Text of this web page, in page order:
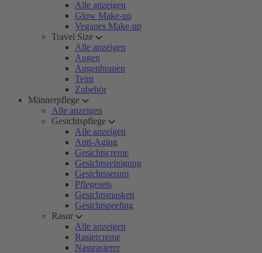
Alle anzeigen
Glow Make-up
Veganes Make-up
Travel Size
Alle anzeigen
Augen
Augenbrauen
Teint
Zubehör
Männerpflege
Alle anzeigen
Gesichtspflege
Alle anzeigen
Anti-Aging
Gesichtscreme
Gesichtsreinigung
Gesichtsserum
Pflegesets
Gesichtsmasken
Gesichtspeeling
Rasur
Alle anzeigen
Rasiercreme
Nassrasierer